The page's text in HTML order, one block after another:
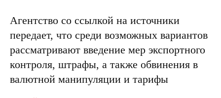
Агентство со ссылкой на источники
передает, что среди возможных вариантов
рассматривают введение мер экспортного
контроля, штрафы, а также обвинения в
валютной манипуляции и тарифы